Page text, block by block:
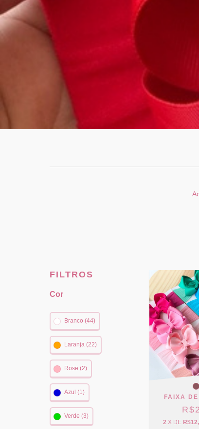
FILTROS
Cor
Branco (44)
Laranja (22)
Rose (2)
Azul (1)
Verde (3)
FAIXA
2 X DE